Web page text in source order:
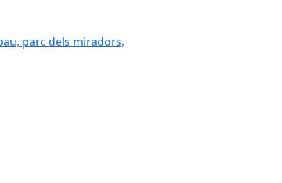
parc dels miradors,